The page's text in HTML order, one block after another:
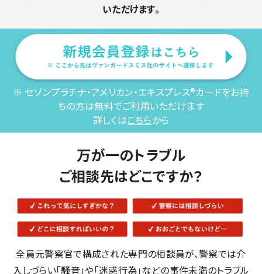
いただけます。
※ セゾンプラチナ・アメリカン・エキスプレス®カードをお持
ちの方は無料でご利用いただけます
詳しくはこちらから
万が一のトラブル
ご相談先はどこですか？
全員元警察官で構成された専門の相談員が、警察では介
入しづらい「騒音」や「迷惑行為」などの事件未満のトラブル